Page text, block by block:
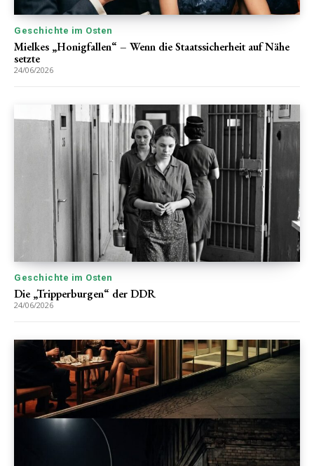
Geschichte im Osten
Mielkes „Honigfallen“ – Wenn die Staatssicherheit auf Nähe
setzte
24/06/2026
Geschichte im Osten
Die „Tripperburgen“ der DDR
24/06/2026